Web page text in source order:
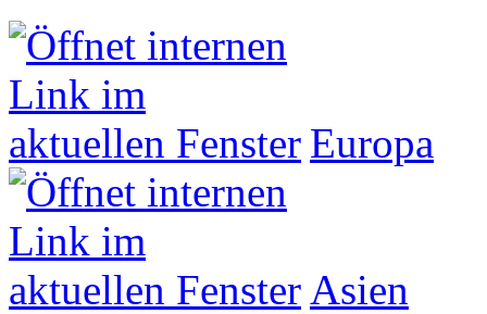
Europa
Asien